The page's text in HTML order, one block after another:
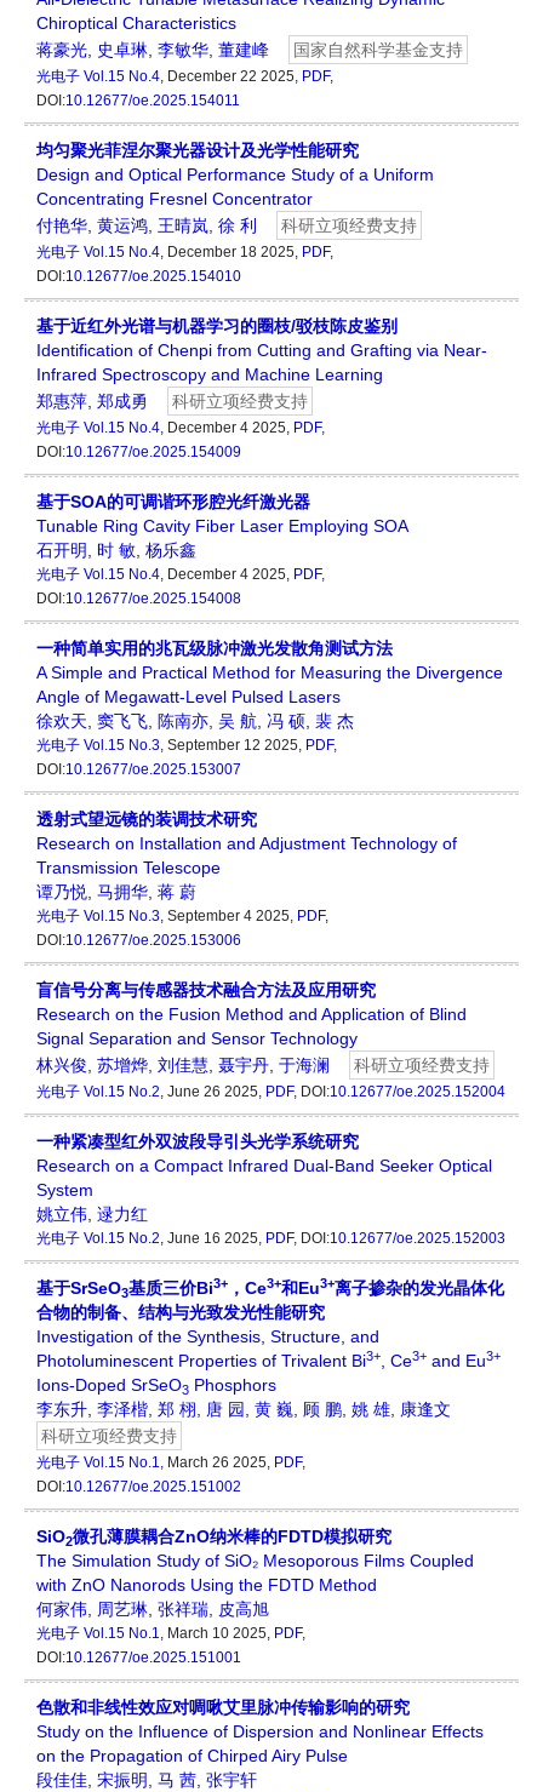
Chiroptical Characteristics
蒋豪光, 史卓琳, 李敏华, 董建峰 国家自然科学基金支持
光电子 Vol.15 No.4, December 22 2025, PDF,
DOI:10.12677/oe.2025.154011
均匀聚光菲涅尔聚光器设计及光学性能研究
Design and Optical Performance Study of a Uniform
Concentrating Fresnel Concentrator
付艳华, 黄运鸿, 王晴岚, 徐 利 科研立项经费支持
光电子 Vol.15 No.4, December 18 2025, PDF,
DOI:10.12677/oe.2025.154010
基于近红外光谱与机器学习的圈枝/驳枝陈皮鉴别
Identification of Chenpi from Cutting and Grafting via Near-
Infrared Spectroscopy and Machine Learning
郑惠萍, 郑成勇 科研立项经费支持
光电子 Vol.15 No.4, December 4 2025, PDF,
DOI:10.12677/oe.2025.154009
基于SOA的可调谐环形腔光纤激光器
Tunable Ring Cavity Fiber Laser Employing SOA
石开明, 时 敏, 杨乐鑫
光电子 Vol.15 No.4, December 4 2025, PDF,
DOI:10.12677/oe.2025.154008
一种简单实用的兆瓦级脉冲激光发散角测试方法
A Simple and Practical Method for Measuring the Divergence
Angle of Megawatt-Level Pulsed Lasers
徐欢天, 窦飞飞, 陈南亦, 吴 航, 冯 硕, 裴 杰
光电子 Vol.15 No.3, September 12 2025, PDF,
DOI:10.12677/oe.2025.153007
透射式望远镜的装调技术研究
Research on Installation and Adjustment Technology of
Transmission Telescope
谭乃悦, 马拥华, 蒋 蔚
光电子 Vol.15 No.3, September 4 2025, PDF,
DOI:10.12677/oe.2025.153006
盲信号分离与传感器技术融合方法及应用研究
Research on the Fusion Method and Application of Blind
Signal Separation and Sensor Technology
林兴俊, 苏增烨, 刘佳慧, 聂宇丹, 于海澜 科研立项经费支持
光电子 Vol.15 No.2, June 26 2025, PDF, DOI:10.12677/oe.2025.152004
一种紧凑型红外双波段导引头光学系统研究
Research on a Compact Infrared Dual-Band Seeker Optical
System
姚立伟, 逯力红
光电子 Vol.15 No.2, June 16 2025, PDF, DOI:10.12677/oe.2025.152003
基于SrSeO3基质三价Bi3+ ，Ce3+和Eu3+离子掺杂的发光晶体化
合物的制备、结构与光致发光性能研究
Investigation of the Synthesis, Structure, and
Photoluminescent Properties of Trivalent Bi3+, Ce3+ and Eu3+
Ions-Doped SrSeO3 Phosphors
李东升, 李泽楷, 郑 栩, 唐 园, 黄 巍, 顾 鹏, 姚 雄, 康逢文
科研立项经费支持
光电子 Vol.15 No.1, March 26 2025, PDF,
DOI:10.12677/oe.2025.151002
SiO2微孔薄膜耦合ZnO纳米棒的FDTD模拟研究
The Simulation Study of SiO₂ Mesoporous Films Coupled
with ZnO Nanorods Using the FDTD Method
何家伟, 周艺琳, 张祥瑞, 皮高旭
光电子 Vol.15 No.1, March 10 2025, PDF,
DOI:10.12677/oe.2025.151001
色散和非线性效应对啁啾艾里脉冲传输影响的研究
Study on the Influence of Dispersion and Nonlinear Effects
on the Propagation of Chirped Airy Pulse
段佳佳, 宋振明, 马 茜, 张宇轩